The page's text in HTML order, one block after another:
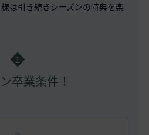
は引き続きシーズンの特典を楽
1
卒業条件！